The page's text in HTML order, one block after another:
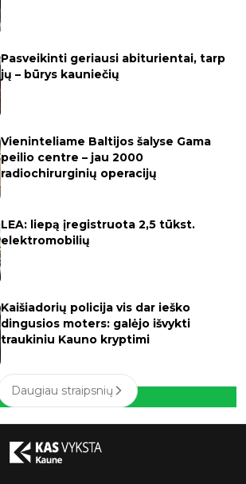
Pasveikinti geriausi abiturientai, tarp
jų – būrys kauniečių
Vieninteliame Baltijos šalyse Gama
peilio centre – jau 2000
radiochirurginių operacijų
LEA: liepą įregistruota 2,5 tūkst.
elektromobilių
Kaišiadorių policija vis dar ieško
dingusios moters: galėjo išvykti
traukiniu Kauno kryptimi
Daugiau straipsnių